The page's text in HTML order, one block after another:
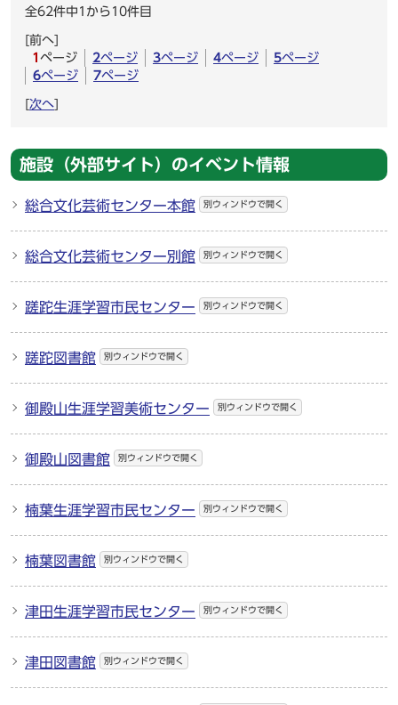
全62件中1から10件目
[前へ]
1 ページ 2ページ 3ページ 4ページ 5ページ
6ページ 7ページ
次へ
施設（外部サイト）のイベント情報
総合文化芸術センター本館 別ウィンドウで開く
総合文化芸術センター別館 別ウィンドウで開く
蹉跎生涯学習市民センター 別ウィンドウで開く
蹉跎図書館 別ウィンドウで開く
御殿山生涯学習美術センター 別ウィンドウで開く
御殿山図書館 別ウィンドウで開く
楠葉生涯学習市民センター 別ウィンドウで開く
楠葉図書館 別ウィンドウで開く
津田生涯学習市民センター 別ウィンドウで開く
津田図書館 別ウィンドウで開く